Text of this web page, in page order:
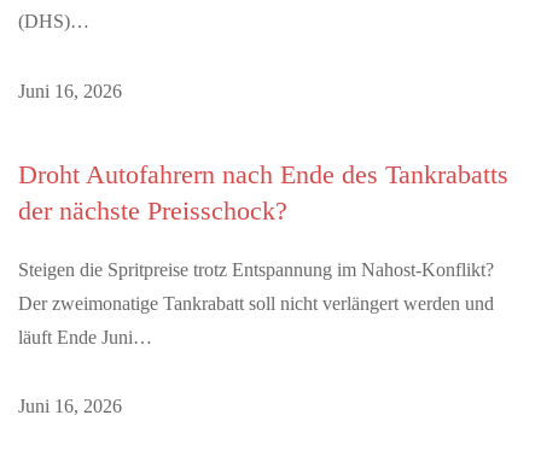
(DHS)…
Juni 16, 2026
Droht Autofahrern nach Ende des Tankrabatts
der nächste Preisschock?
Steigen die Spritpreise trotz Entspannung im Nahost-Konflikt?
Der zweimonatige Tankrabatt soll nicht verlängert werden und
läuft Ende Juni…
Juni 16, 2026